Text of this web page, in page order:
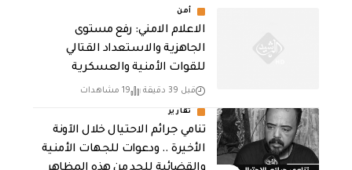
أمن
الاعلام الامني: رفع مستوى
الجاهزية والاستعداد القتالي
للقوات الأمنية والعسكرية
قبل 39 دقيقة 19 مشاهدات
تقارير
تنامي جرائم الاحتيال خلال الآونة
الأخيرة .. ودعوات للجهات الأمنية